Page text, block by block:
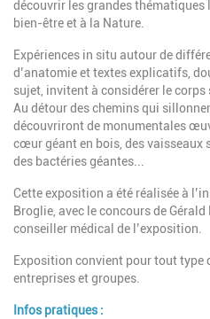
découvrir les grandes thématiques
bien-être et à la Nature.
Expériences in situ autour de
d’anatomie et textes explicatifs,
sujet, invitent à considérer le corps
Au détour des chemins qui
découvriront de monumentales
cœur géant en bois, des vaisseaux
des bactéries géantes...
Cette exposition a été réalisée à
Broglie, avec le concours de
conseiller médical de l’exposition.
Exposition convient pour tout type
entreprises et groupes.
Infos pratiques :